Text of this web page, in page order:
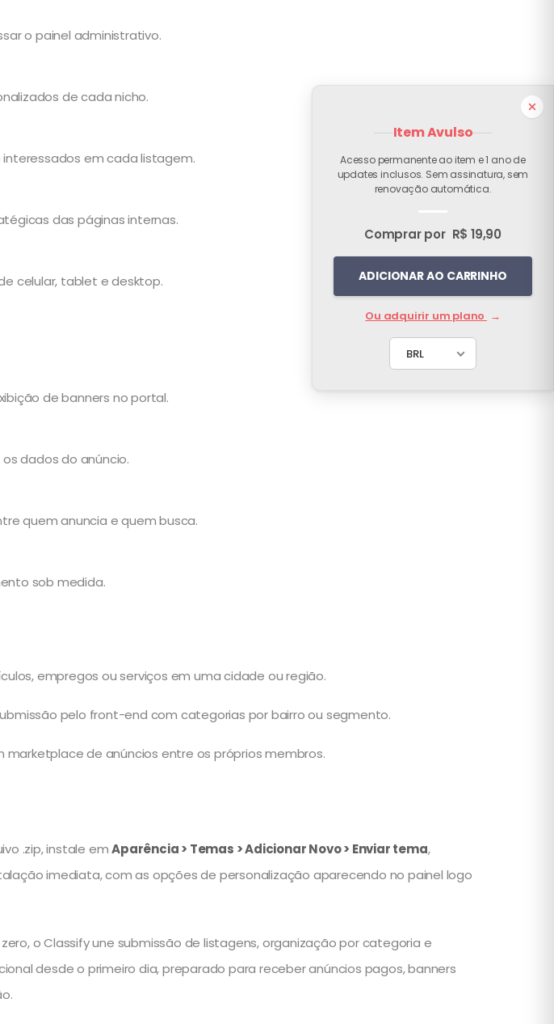
o painel administrativo.
de cada nicho.
em cada listagem.
das páginas internas.
celular, tablet e desktop.
de banners no portal.
dados do anúncio.
quem anuncia e quem busca.
sob medida.
empregos ou serviços em uma cidade ou região.
pelo front-end com categorias por bairro ou segmento.
de anúncios entre os próprios membros.
.zip, instale emAparência > Temas > Adicionar Novo > Enviar tema,
imediata, com as opções de personalização aparecendo no painel logo
o Classify une submissão de listagens, organização por categoria e
desde o primeiro dia, preparado para receber anúncios pagos, banners
Item Avulso
Acesso permanente ao item e 1 ano de
updates inclusos. Sem assinatura, sem
renovação automática.
Comprar por R$ 19,90
ADICIONAR AO CARRINHO
Ou adquirir um plano →